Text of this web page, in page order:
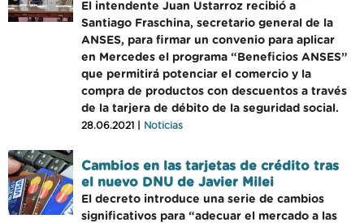
El intendente Juan Ustarroz recibió a
Santiago Fraschina, secretario general de la
ANSES, para firmar un convenio para aplicar
en Mercedes el programa “Beneficios ANSES”
que permitirá potenciar el comercio y la
compra de productos con descuentos a través
de la tarjera de débito de la seguridad social.
28.06.2021 | Noticias
Cambios en las tarjetas de crédito tras
el nuevo DNU de Javier Milei
El decreto introduce una serie de cambios
significativos para “adecuar el mercado a las